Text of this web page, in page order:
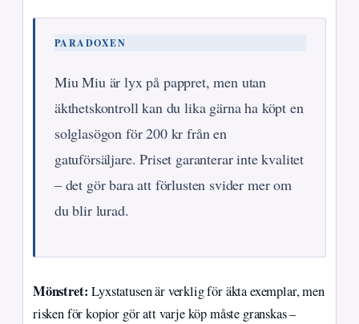
PARADOXEN
Miu Miu är lyx på pappret, men utan
äkthetskontroll kan du lika gärna ha köpt en
solglasögon för 200 kr från en
gatuförsäljare. Priset garanterar inte kvalitet
– det gör bara att förlusten svider mer om
du blir lurad.
Mönstret: Lyxstatusen är verklig för äkta exemplar, men
risken för kopior gör att varje köp måste granskas –